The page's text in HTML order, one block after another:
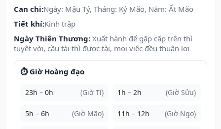
Can chi:Ngày: Mậu Tý, Tháng: Kỷ Mão, Năm: Ất Mão
Tiết khí:Kinh trập
Ngày Thiên Thương: Xuất hành để gặp cấp trên thì
tuyệt vời, cầu tài thì được tài, mọi việc đều thuận lợi
⏱️ Giờ Hoàng đạo
23h – 0h (Giờ Tí) 1h – 2h (Giờ Sửu)
5h – 6h (Giờ Mão) 11h – 12h (Giờ Ngọ)